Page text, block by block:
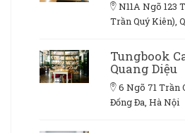
N11A Ngõ 123
Trần Quý Kiên),
Tungbook
Quang Diệu
6 Ngõ 71 Trần
Đống Đa, Hà Nội